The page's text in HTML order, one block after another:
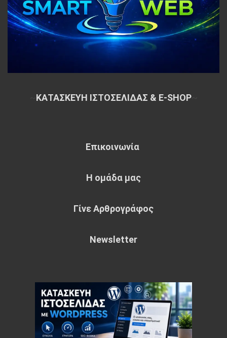
ΚΑΤΑΣΚΕΥΗ ΙΣΤΟΣΕΛΙΔΑΣ & E-SHOP~
Επικοινωνία
Η ομάδα μας
Γίνε Αρθρογράφος
Newsletter